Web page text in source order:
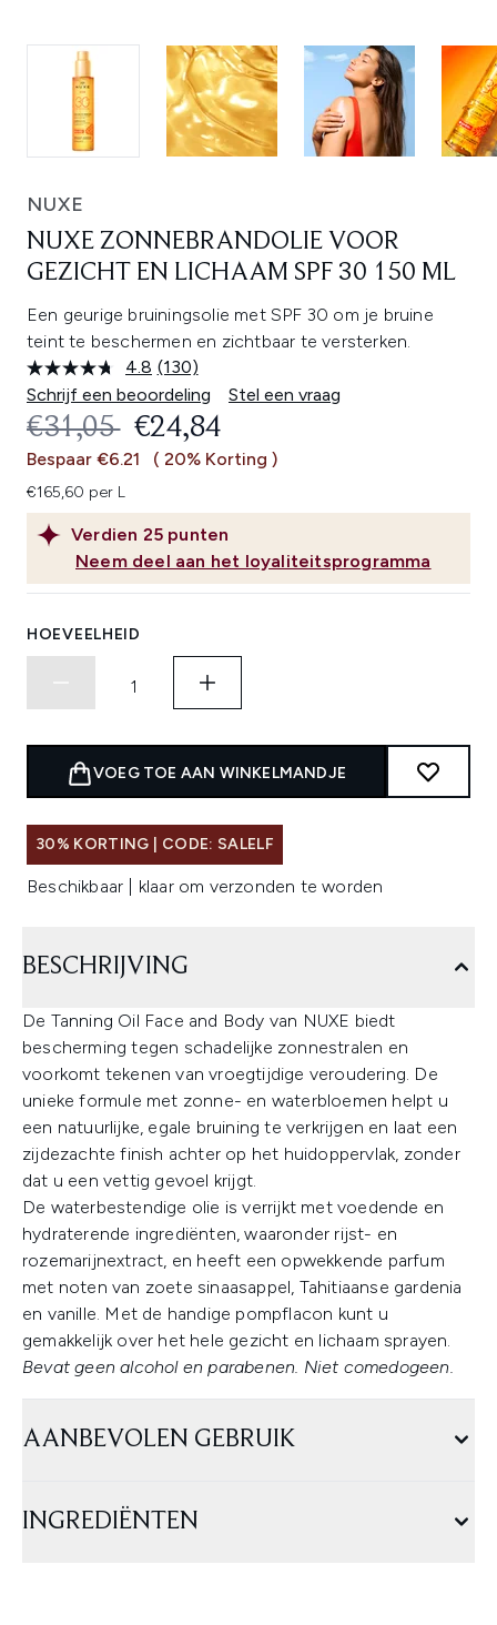
NUXE
NUXE ZONNEBRANDOLIE VOOR
GEZICHT EN LICHAAM SPF 30 150 ML
Een geurige bruiningsolie met SPF 30 om je bruine
teint te beschermen en zichtbaar te versterken.
4.8 Lees
130
beoordelingen.
Dezelfde
paginalink.
(130)
Schrijf een beoordeling
Stel een vraag
Verdien 25 punten
Neem deel aan het loyaliteitsprogramma
RECOMMENDED RETAIL PRICE:
€31,05 HUIDIGE PRIJS:
€24,84
Bespaar €6.21 ( 20% Korting )
€165,60 per L
HOEVEELHEID
VOEG TOE AAN WINKELMANDJE
30% KORTING | CODE: SALELF
Beschikbaar | klaar om verzonden te worden
BESCHRIJVING
De Tanning Oil Face and Body van NUXE biedt
bescherming tegen schadelijke zonnestralen en
voorkomt tekenen van vroegtijdige veroudering. De
unieke formule met zonne- en waterbloemen helpt u
een natuurlijke, egale bruining te verkrijgen en laat een
zijdezachte finish achter op het huidoppervlak, zonder
dat u een vettig gevoel krijgt.
De waterbestendige olie is verrijkt met voedende en
hydraterende ingrediënten, waaronder rijst- en
rozemarijnextract, en heeft een opwekkende parfum
met noten van zoete sinaasappel, Tahitiaanse gardenia
en vanille. Met de handige pompflacon kunt u
gemakkelijk over het hele gezicht en lichaam sprayen.
Bevat geen alcohol en parabenen. Niet comedogeen.
AANBEVOLEN GEBRUIK
INGREDIËNTEN